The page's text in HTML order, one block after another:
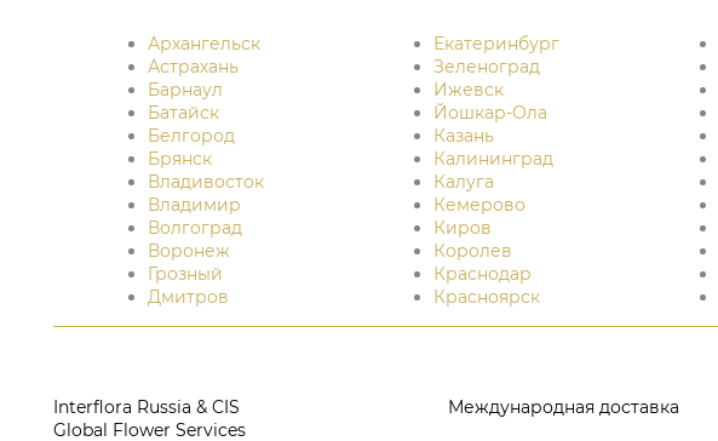
Архангельск
Астрахань
Барнаул
Батайск
Белгород
Брянск
Владивосток
Владимир
Волгоград
Воронеж
Грозный
Дмитров
Екатеринбург
Зеленоград
Ижевск
Йошкар-Ола
Казань
Калининград
Калуга
Кемерово
Киров
Королев
Краснодар
Красноярск
Interflora Russia & CIS
Global Flower Services
Международная доставка